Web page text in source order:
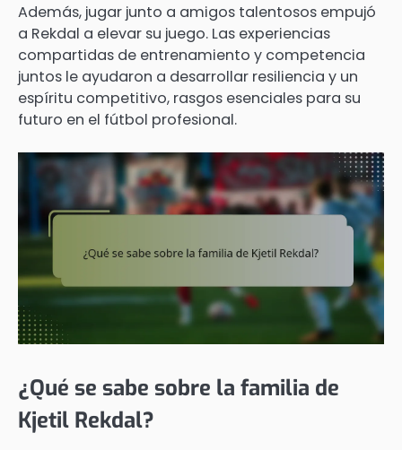
Además, jugar junto a amigos talentosos empujó
a Rekdal a elevar su juego. Las experiencias
compartidas de entrenamiento y competencia
juntos le ayudaron a desarrollar resiliencia y un
espíritu competitivo, rasgos esenciales para su
futuro en el fútbol profesional.
¿Qué se sabe sobre la familia de
Kjetil Rekdal?